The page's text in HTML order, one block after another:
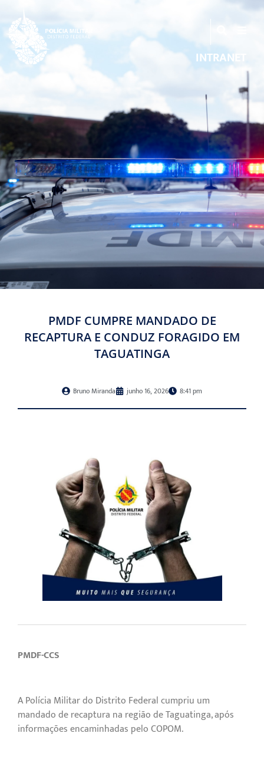
INTRANET
PMDF CUMPRE MANDADO DE
RECAPTURA E CONDUZ FORAGIDO EM
TAGUATINGA
Bruno Miranda junho 16, 2026 8:41 pm
PMDF-CCS
A Polícia Militar do Distrito Federal cumpriu um
mandado de recaptura na região de Taguatinga, após
informações encaminhadas pelo COPOM.